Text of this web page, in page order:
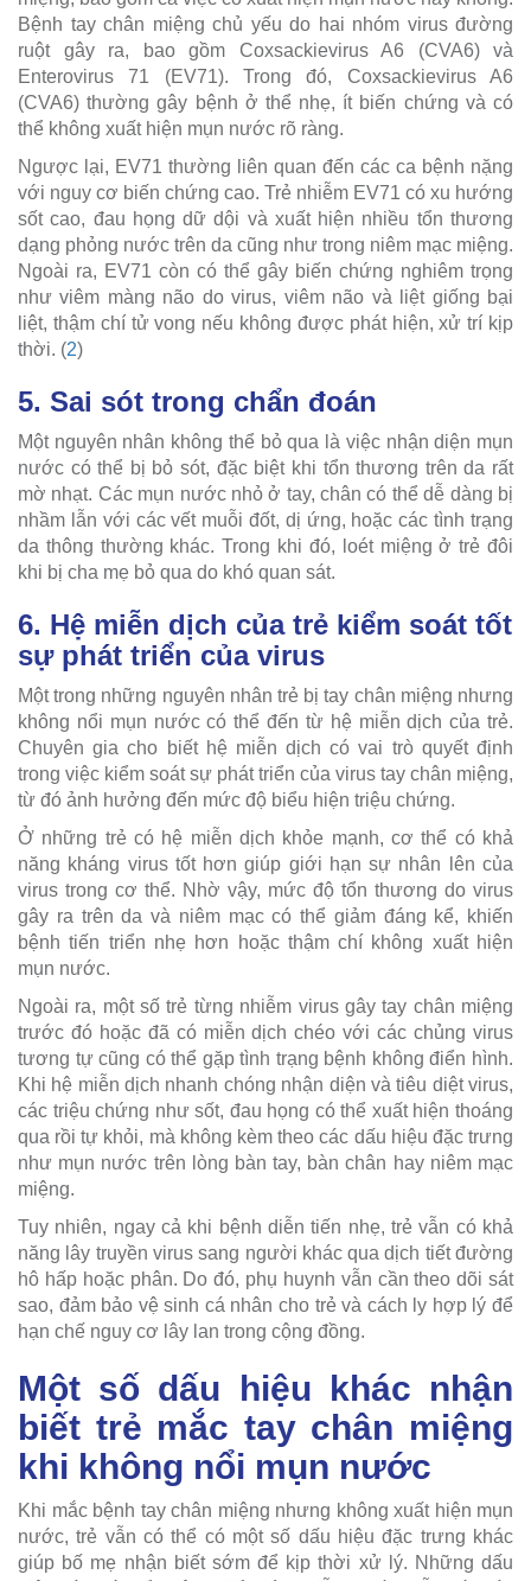
Bệnh tay chân miệng chủ yếu do hai nhóm virus đường
ruột gây ra, bao gồm Coxsackievirus A6 (CVA6) và
Enterovirus 71 (EV71). Trong đó, Coxsackievirus A6
(CVA6) thường gây bệnh ở thể nhẹ, ít biến chứng và có
thể không xuất hiện mụn nước rõ ràng.
Ngược lại, EV71 thường liên quan đến các ca bệnh nặng
với nguy cơ biến chứng cao. Trẻ nhiễm EV71 có xu hướng
sốt cao, đau họng dữ dội và xuất hiện nhiều tổn thương
dạng phỏng nước trên da cũng như trong niêm mạc miệng.
Ngoài ra, EV71 còn có thể gây biến chứng nghiêm trọng
như viêm màng não do virus, viêm não và liệt giống bại
liệt, thậm chí tử vong nếu không được phát hiện, xử trí kịp
thời. (2)
5. Sai sót trong chẩn đoán
Một nguyên nhân không thể bỏ qua là việc nhận diện mụn
nước có thể bị bỏ sót, đặc biệt khi tổn thương trên da rất
mờ nhạt. Các mụn nước nhỏ ở tay, chân có thể dễ dàng bị
nhầm lẫn với các vết muỗi đốt, dị ứng, hoặc các tình trạng
da thông thường khác. Trong khi đó, loét miệng ở trẻ đôi
khi bị cha mẹ bỏ qua do khó quan sát.
6. Hệ miễn dịch của trẻ kiểm soát tốt
sự phát triển của virus
Một trong những nguyên nhân trẻ bị tay chân miệng nhưng
không nổi mụn nước có thể đến từ hệ miễn dịch của trẻ.
Chuyên gia cho biết hệ miễn dịch có vai trò quyết định
trong việc kiểm soát sự phát triển của virus tay chân miệng,
từ đó ảnh hưởng đến mức độ biểu hiện triệu chứng.
Ở những trẻ có hệ miễn dịch khỏe mạnh, cơ thể có khả
năng kháng virus tốt hơn giúp giới hạn sự nhân lên của
virus trong cơ thể. Nhờ vậy, mức độ tổn thương do virus
gây ra trên da và niêm mạc có thể giảm đáng kể, khiến
bệnh tiến triển nhẹ hơn hoặc thậm chí không xuất hiện
mụn nước.
Ngoài ra, một số trẻ từng nhiễm virus gây tay chân miệng
trước đó hoặc đã có miễn dịch chéo với các chủng virus
tương tự cũng có thể gặp tình trạng bệnh không điển hình.
Khi hệ miễn dịch nhanh chóng nhận diện và tiêu diệt virus,
các triệu chứng như sốt, đau họng có thể xuất hiện thoáng
qua rồi tự khỏi, mà không kèm theo các dấu hiệu đặc trưng
như mụn nước trên lòng bàn tay, bàn chân hay niêm mạc
miệng.
Tuy nhiên, ngay cả khi bệnh diễn tiến nhẹ, trẻ vẫn có khả
năng lây truyền virus sang người khác qua dịch tiết đường
hô hấp hoặc phân. Do đó, phụ huynh vẫn cần theo dõi sát
sao, đảm bảo vệ sinh cá nhân cho trẻ và cách ly hợp lý để
hạn chế nguy cơ lây lan trong cộng đồng.
Một số dấu hiệu khác nhận
biết trẻ mắc tay chân miệng
khi không nổi mụn nước
Khi mắc bệnh tay chân miệng nhưng không xuất hiện mụn
nước, trẻ vẫn có thể có một số dấu hiệu đặc trưng khác
giúp bố mẹ nhận biết sớm để kịp thời xử lý. Những dấu